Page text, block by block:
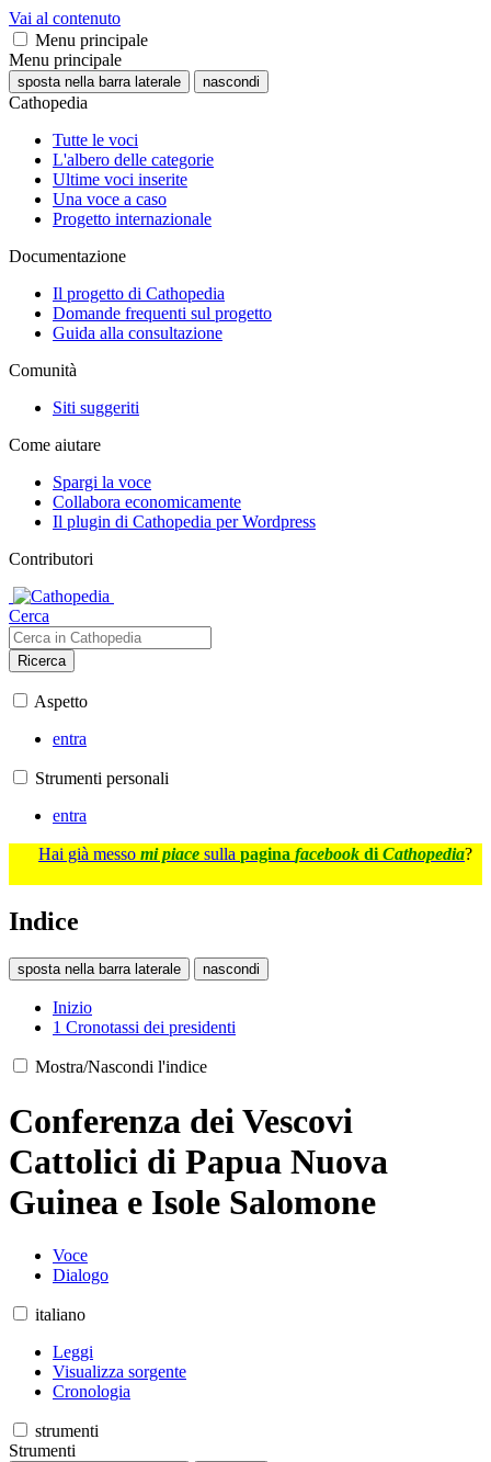
Vai al contenuto
Menu principale
Menu principale
sposta nella barra laterale nascondi
Cathopedia
Tutte le voci
L'albero delle categorie
Ultime voci inserite
Una voce a caso
Progetto internazionale
Documentazione
Il progetto di Cathopedia
Domande frequenti sul progetto
Guida alla consultazione
Comunità
Siti suggeriti
Come aiutare
Spargi la voce
Collabora economicamente
Il plugin di Cathopedia per Wordpress
Contributori
Cerca
Ricerca
Aspetto
entra
Strumenti personali
entra
Hai già messo mi piace sulla pagina facebook di Cathopedia?
Indice
sposta nella barra laterale nascondi
Inizio
1 Cronotassi dei presidenti
Mostra/Nascondi l'indice
Conferenza dei Vescovi
Cattolici di Papua Nuova
Guinea e Isole Salomone
Voce
Dialogo
italiano
Leggi
Visualizza sorgente
Cronologia
strumenti
Strumenti